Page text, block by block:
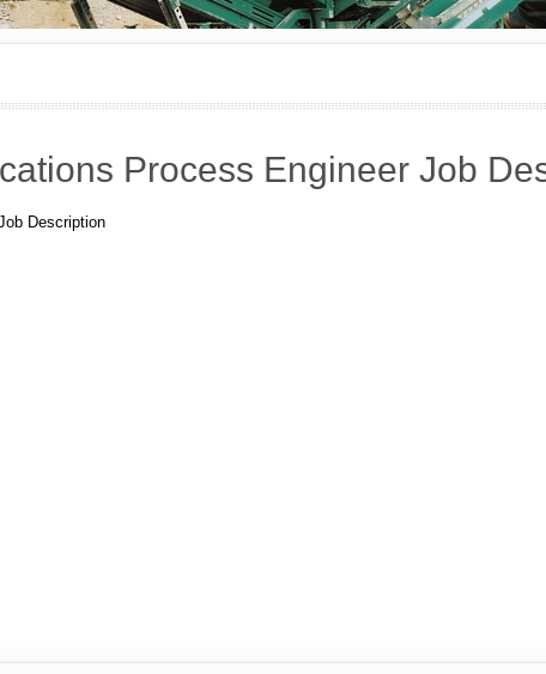
Process Engineer Job
Description